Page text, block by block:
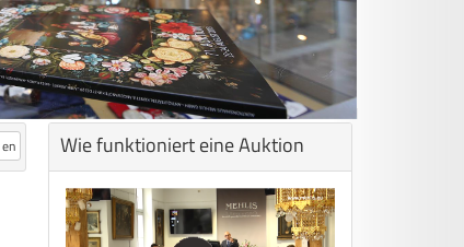
en Wie funktioniert eine Auktion